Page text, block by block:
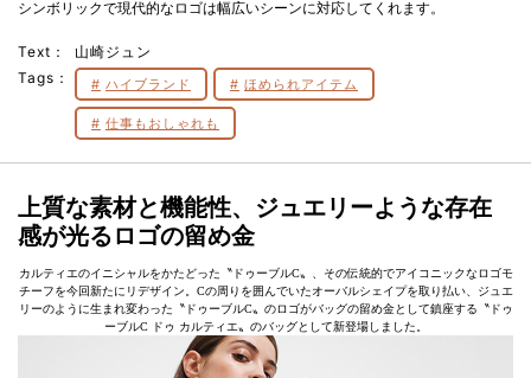
シンボリックで現代的なロゴは幅広いシーンに対応してくれます。
Text：
山崎ジュン
Tags：
ハイブランド ほめられアイテム
仕事もおしゃれも
上質な素材と機能性、ジュエリーような存在
感が光るロゴの留め金
カルティエのイニシャルをかたどった〝ドゥーブルC〟、その伝統的でアイコニックなロゴモ
チーフを今回新たにリデザイン。Cの周りを囲んでいたオーバルシェイプを取り払い、ジュエ
リーのように生まれ変わった〝ドゥーブルC〟のロゴがバッグの留め金として鎮座する〝ドゥ
ーブルC ドゥ カルティエ〟のバッグとして新登場しました。